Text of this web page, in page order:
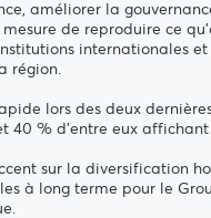
améliorer la
de reproduire ce
internationales et
région.
lors des deux
40 % d'entre eux
sur la diversification
à long terme pour le